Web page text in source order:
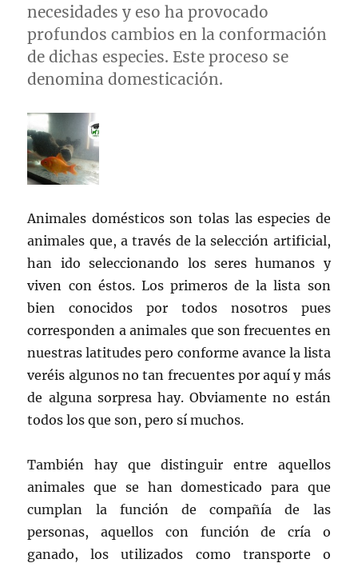
necesidades y eso ha provocado
profundos cambios en la conformación
de dichas especies. Este proceso se
denomina domesticación.
Animales domésticos son tolas las especies de
animales que, a través de la selección artificial,
han ido seleccionando los seres humanos y
viven con éstos. Los primeros de la lista son
bien conocidos por todos nosotros pues
corresponden a animales que son frecuentes en
nuestras latitudes pero conforme avance la lista
veréis algunos no tan frecuentes por aquí y más
de alguna sorpresa hay. Obviamente no están
todos los que son, pero sí muchos.
También hay que distinguir entre aquellos
animales que se han domesticado para que
cumplan la función de compañía de las
personas, aquellos con función de cría o
ganado, los utilizados como transporte o